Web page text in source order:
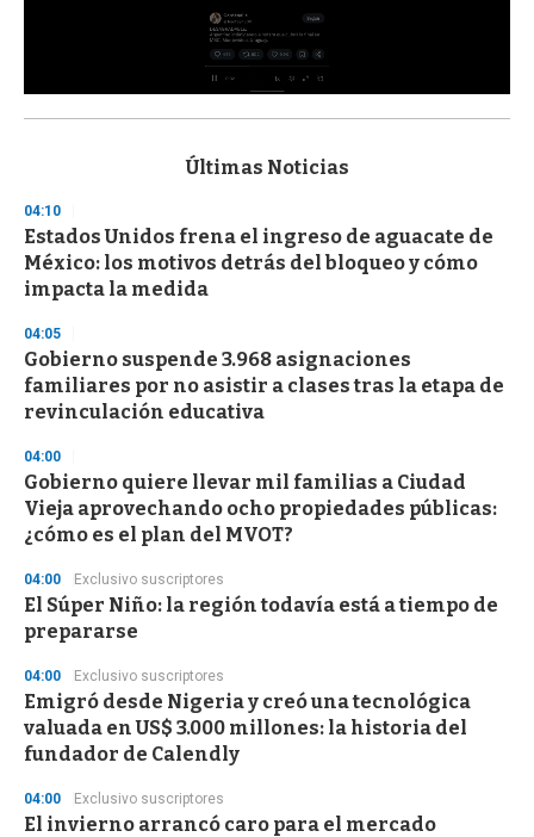
s
d
s
o
f
3
s
e
c
o
n
Últimas Noticias
04:10
Estados Unidos frena el ingreso de aguacate de
México: los motivos detrás del bloqueo y cómo
impacta la medida
04:05
Gobierno suspende 3.968 asignaciones
familiares por no asistir a clases tras la etapa de
revinculación educativa
04:00
Gobierno quiere llevar mil familias a Ciudad
Vieja aprovechando ocho propiedades públicas:
¿cómo es el plan del MVOT?
04:00 Exclusivo suscriptores
El Súper Niño: la región todavía está a tiempo de
prepararse
04:00 Exclusivo suscriptores
Emigró desde Nigeria y creó una tecnológica
valuada en US$ 3.000 millones: la historia del
fundador de Calendly
04:00 Exclusivo suscriptores
El invierno arrancó caro para el mercado